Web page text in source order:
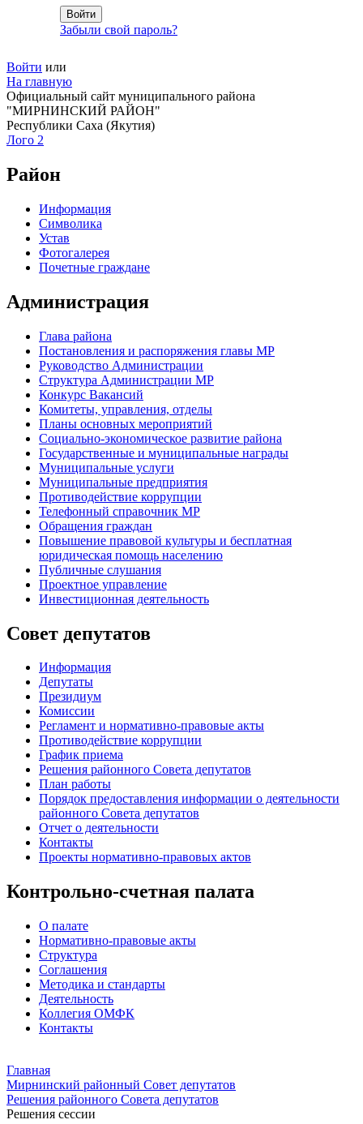
Забыли свой пароль?
Войти или
На главную
Официальный сайт муниципального района
"МИРНИНСКИЙ РАЙОН"
Республики Саха (Якутия)
Лого 2
Район
Информация
Символика
Устав
Фотогалерея
Почетные граждане
Администрация
Глава района
Постановления и распоряжения главы МР
Руководство Администрации
Структура Администрации МР
Конкурс Вакансий
Комитеты, управления, отделы
Планы основных мероприятий
Социально-экономическое развитие района
Государственные и муниципальные награды
Муниципальные услуги
Муниципальные предприятия
Противодействие коррупции
Телефонный справочник МР
Обращения граждан
Повышение правовой культуры и бесплатная
юридическая помощь населению
Публичные слушания
Проектное управление
Инвестиционная деятельность
Совет депутатов
Информация
Депутаты
Президиум
Комиссии
Регламент и нормативно-правовые акты
Противодействие коррупции
График приема
Решения районного Совета депутатов
План работы
Порядок предоставления информации о деятельности
районного Совета депутатов
Отчет о деятельности
Контакты
Проекты нормативно-правовых актов
Контрольно-счетная палата
О палате
Нормативно-правовые акты
Структура
Соглашения
Методика и стандарты
Деятельность
Коллегия ОМФК
Контакты
Главная
Мирнинский районный Совет депутатов
Решения районного Совета депутатов
Решения сессии